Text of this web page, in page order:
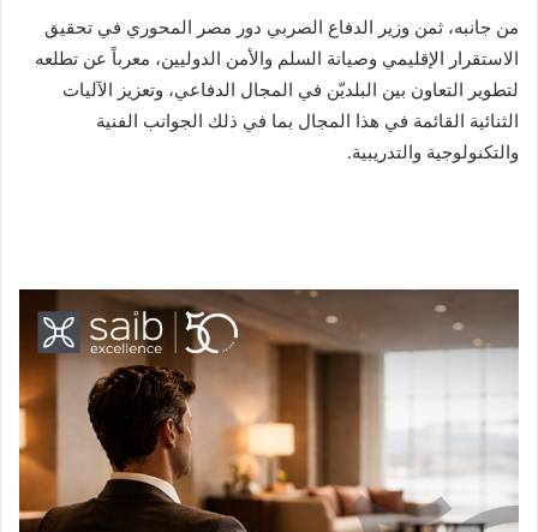
​من جانبه، ثمن وزير الدفاع الصربي دور مصر المحوري في تحقيق
الاستقرار الإقليمي وصيانة السلم والأمن الدوليين، معرباً عن تطلعه
لتطوير التعاون بين البلديّن في المجال الدفاعي، وتعزيز الآليات
الثنائية القائمة في هذا المجال بما في ذلك الجوانب الفنية
والتكنولوجية والتدريبية.